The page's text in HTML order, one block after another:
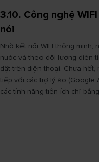
3.10. Công nghệ
nói
Nhờ kết nối WIFI thông minh,
nước và theo dõi lượng điện
đặt trên điện thoại. Chưa
tiếp với các trợ lý ảo (Google
các tính năng tiện ích chỉ